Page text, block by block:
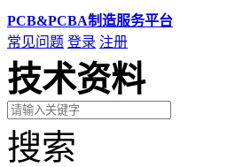
PCB&PCBA制造服务平台
常见问题 登录 注册
技术资料
搜索